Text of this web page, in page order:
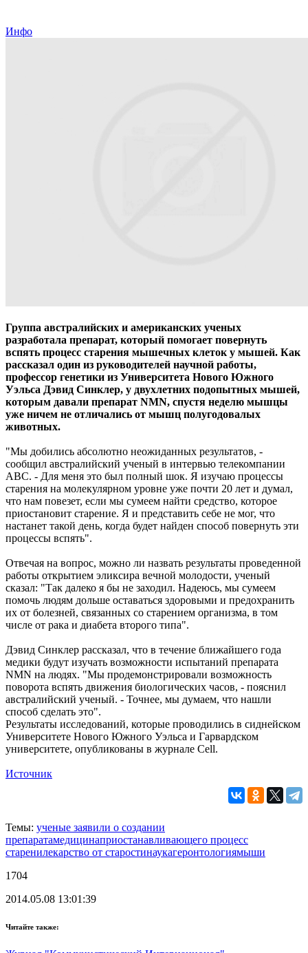
Инфо
Группа австралийских и американских ученых
разработала препарат, который помогает повернуть
вспять процесс старения мышечных клеток у мышей. Как
рассказал один из руководителей научной работы,
профессор генетики из Университета Нового Южного
Уэльса Дэвид Синклер, у двухлетних подопытных мышей,
которым давали препарат NMN, спустя неделю мышцы
уже ничем не отличались от мышц полугодовалых
животных.
"Мы добились абсолютно неожиданных результатов, -
сообщил австралийский ученый в интервью телекомпании
ABC. - Для меня это был полный шок. Я изучаю процессы
старения на молекулярном уровне уже почти 20 лет и думал,
что нам повезет, если мы сумеем найти средство, которое
приостановит старение. Я и представить себе не мог, что
настанет такой день, когда будет найден способ повернуть эти
процессы вспять".
Отвечая на вопрос, можно ли назвать результаты проведенной
работы открытием эликсира вечной молодости, ученый
сказал: "Так далеко я бы не заходил. Надеюсь, мы сумеем
помочь людям дольше оставаться здоровыми и предохранить
их от болезней, связанных со старением организма, в том
числе от рака и диабета второго типа".
Дэвид Синклер рассказал, что в течение ближайшего года
медики будут изучать возможности испытаний препарата
NMN на людях. "Мы продемонстрировали возможность
поворота вспять движения биологических часов, - пояснил
австралийский ученый. - Точнее, мы думаем, что нашли
способ сделать это".
Результаты исследований, которые проводились в сиднейском
Университете Нового Южного Уэльса и Гарвардском
университете, опубликованы в журнале Cell.
Источник
Темы: ученые заявили о создании
препаратамедицинаприостанавливающего процесс
старенилекарство от старостинаукагеронтологиямыши
1704
2014.05.08 13:01:39
Читайте также: